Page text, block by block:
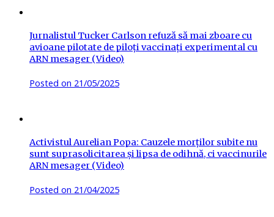
Jurnalistul Tucker Carlson refuză să mai zboare cu
avioane pilotate de piloți vaccinați experimental cu
ARN mesager (Video)
Posted on 21/05/2025
Activistul Aurelian Popa: Cauzele morților subite nu
sunt suprasolicitarea și lipsa de odihnă, ci vaccinurile
ARN mesager (Video)
Posted on 21/04/2025